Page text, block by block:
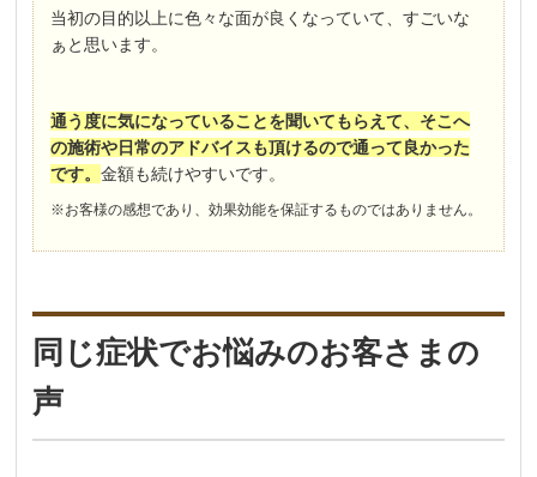
当初の目的以上に色々な面が良くなっていて、すごいな
ぁと思います。
通う度に気になっていることを聞いてもらえて、そこへ
の施術や日常のアドバイスも頂けるので通って良かった
です。金額も続けやすいです。
※お客様の感想であり、効果効能を保証するものではありません。
同じ症状でお悩みのお客さまの
声